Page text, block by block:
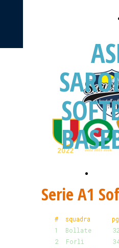
Serie A1
# squadra
1 Bollate
2 Forlì 34